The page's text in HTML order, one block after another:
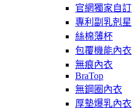
官網獨家自訂
專利副乳剋星
絲棉薄杯
包覆機能內衣
無痕內衣
BraTop
無鋼圈內衣
厚墊爆乳內衣